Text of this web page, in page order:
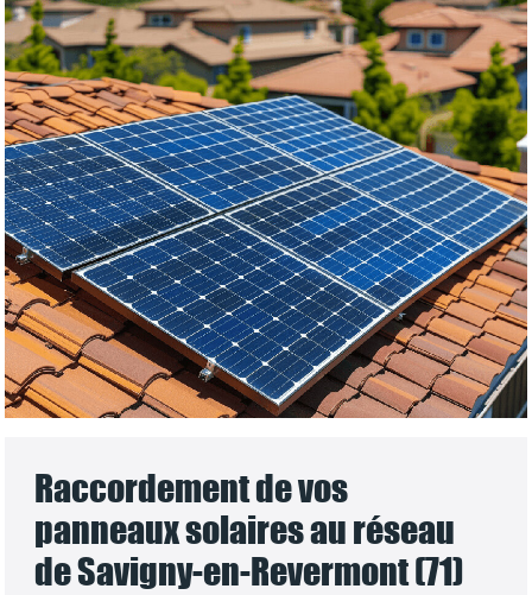
Raccordement de vos
panneaux solaires au réseau
de Savigny-en-Revermont (71)